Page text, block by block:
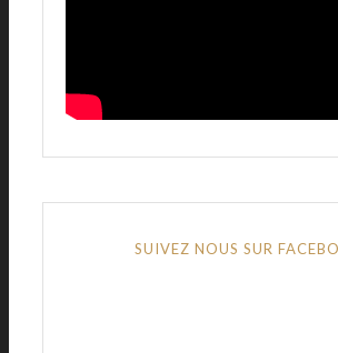
SUIVEZ NOUS SUR